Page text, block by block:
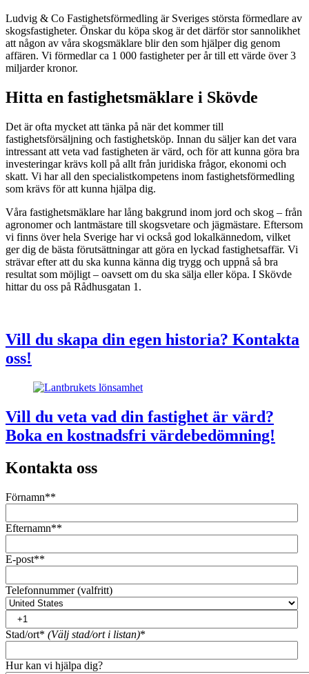
Ludvig & Co Fastighetsförmedling är Sveriges största förmedlare av
skogsfastigheter. Önskar du köpa skog är det därför stor sannolikhet
att någon av våra skogsmäklare blir den som hjälper dig genom
affären. Vi förmedlar ca 1 000 fastigheter per år till ett värde över 3
miljarder kronor.
Hitta en fastighetsmäklare i Skövde
Det är ofta mycket att tänka på när det kommer till
fastighetsförsäljning och fastighetsköp. Innan du säljer kan det vara
intressant att veta vad fastigheten är värd, och för att kunna göra bra
investeringar krävs koll på allt från juridiska frågor, ekonomi och
skatt. Vi har all den specialistkompetens inom fastighetsförmedling
som krävs för att kunna hjälpa dig.
Våra fastighetsmäklare har lång bakgrund inom jord och skog – från
agronomer och lantmästare till skogsvetare och jägmästare. Eftersom
vi finns över hela Sverige har vi också god lokalkännedom, vilket
ger dig de bästa förutsättningar att göra en lyckad fastighetsaffär. Vi
strävar efter att du ska kunna känna dig trygg och uppnå så bra
resultat som möjligt – oavsett om du ska sälja eller köpa. I Skövde
hittar du oss på Rådhusgatan 1.
Vill du skapa din egen historia? Kontakta
oss!
Vill du veta vad din fastighet är värd?
Boka en kostnadsfri värdebedömning!
Kontakta oss
Förnamn**
Efternamn**
E-post**
Telefonnummer (valfritt)
Stad/ort* (Välj stad/ort i listan)*
Hur kan vi hjälpa dig?